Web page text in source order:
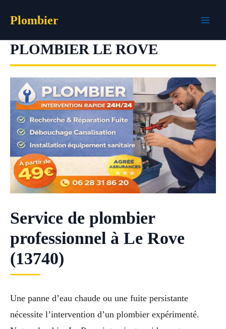
Plombier
PLOMBIER LE ROVE
Service de plombier
professionnel à Le Rove
(13740)
Une panne d’eau chaude ou une fuite persistante
nécessite l’intervention d’un plombier expérimenté.